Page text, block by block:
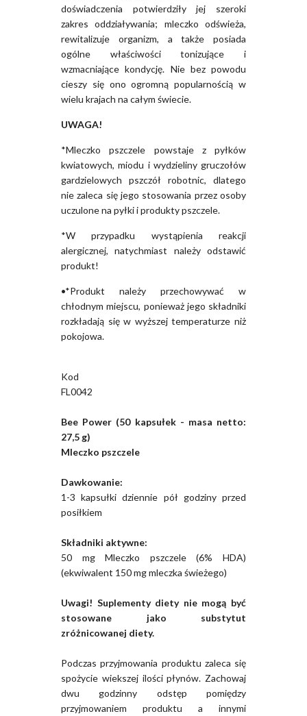
doświadczenia potwierdziły jej szeroki
zakres oddziaływania; mleczko odświeża,
rewitalizuje organizm, a także posiada
ogólne właściwości tonizujące i
wzmacniające kondycję. Nie bez powodu
cieszy się ono ogromną popularnością w
wielu krajach na całym świecie.
UWAGA!
*Mleczko pszczele powstaje z pyłków
kwiatowych, miodu i wydzieliny gruczołów
gardzielowych pszczół robotnic, dlatego
nie zaleca się jego stosowania przez osoby
uczulone na pyłki i produkty pszczele.
*W przypadku wystąpienia reakcji
alergicznej, natychmiast należy odstawić
produkt!
•*Produkt należy przechowywać w
chłodnym miejscu, ponieważ jego składniki
rozkładają się w wyższej temperaturze niż
pokojowa.
Kod
FL0042
Bee Power (50 kapsułek - masa netto:
27,5 g)
Mleczko pszczele
Dawkowanie:
1-3 kapsułki dziennie pół godziny przed
posiłkiem
Składniki aktywne:
50 mg Mleczko pszczele (6% HDA)
(ekwiwalent 150 mg mleczka świeżego)
Uwagi! Suplementy diety nie mogą być
stosowane jako substytut
zróżnicowanej diety.
Podczas przyjmowania produktu zaleca się
spożycie wiekszej ilości płynów. Zachowaj
dwu godzinny odstęp pomiędzy
przyjmowaniem produktu a innymi